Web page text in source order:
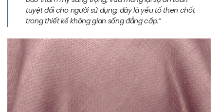
tuyệt đối cho người sử dụng, đây là yếu tố then chốt
trong thiết kế không gian sống đẳng cấp.”